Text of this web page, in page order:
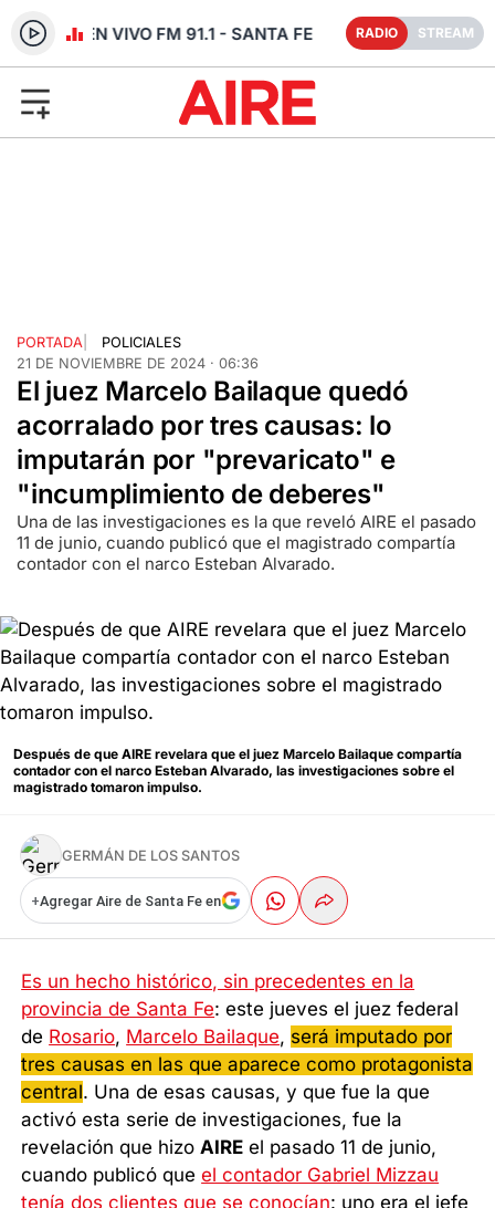
RADIO EN VIVO FM 91.1 - SANTA FE RADIO STREAM
PORTADA
POLICIALES
21 DE NOVIEMBRE DE 2024 · 06:36
El juez Marcelo Bailaque quedó
acorralado por tres causas: lo
imputarán por "prevaricato" e
"incumplimiento de deberes"
Una de las investigaciones es la que reveló AIRE el pasado
11 de junio, cuando publicó que el magistrado compartía
contador con el narco Esteban Alvarado.
Después de que AIRE revelara que el juez Marcelo Bailaque compartía
contador con el narco Esteban Alvarado, las investigaciones sobre el
magistrado tomaron impulso.
GERMÁN DE LOS SANTOS
+Agregar Aire de Santa Fe en
Es un hecho histórico, sin precedentes en la
provincia de Santa Fe: este jueves el juez federal
de Rosario, Marcelo Bailaque, será imputado por
tres causas en las que aparece como protagonista
central. Una de esas causas, y que fue la que
activó esta serie de investigaciones, fue la
revelación que hizo AIRE el pasado 11 de junio,
cuando publicó queel contador Gabriel Mizzau
tenía dos clientes que se conocían: uno era el jefe